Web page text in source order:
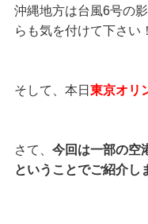
沖縄地方は台風6号の
らも気を付けて下さい！
そして、本日 東京オリ
さて、 今回は一部の空
ということでご紹介し